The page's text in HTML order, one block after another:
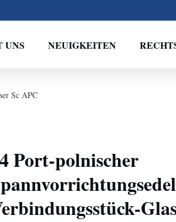
UNS NEUIGKEITEN
Sc APC
Port-polnischer